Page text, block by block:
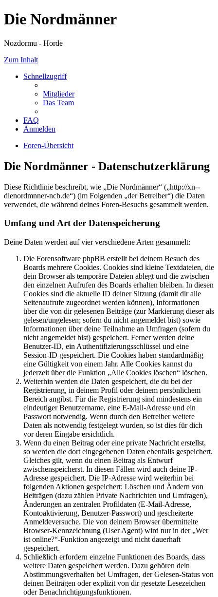
Die Nordmänner
Nozdormu - Horde
Zum Inhalt
Schnellzugriff
Mitglieder
Das Team
FAQ
Anmelden
Foren-Übersicht
Die Nordmänner - Datenschutzerklärung
Diese Richtlinie beschreibt, wie „Die Nordmänner“ („http://xn--
dienordmnner-ncb.de“) (im Folgenden „der Betreiber“) die Daten
verwendet, die während deines Foren-Besuchs gesammelt werden.
Umfang und Art der Datenspeicherung
Deine Daten werden auf vier verschiedene Arten gesammelt:
Die Forensoftware phpBB erstellt bei deinem Besuch des
Boards mehrere Cookies. Cookies sind kleine Textdateien, die
dein Browser als temporäre Dateien ablegt und die zwischen
den einzelnen Aufrufen des Boards erhalten bleiben. In diesen
Cookies sind die aktuelle ID deiner Sitzung (damit dir alle
Seitenaufrufe zugeordnet werden können), Informationen
über die von dir gelesenen Beiträge (zur Markierung dieser als
gelesen/ungelesen; sofern du nicht angemeldet bist) sowie
Informationen über deine Teilnahme an Umfragen (sofern du
nicht angemeldet bist) gespeichert. Ferner werden deine
Benutzer-ID, ein Authentifizierungsschlüssel und eine
Session-ID gespeichert. Die Cookies haben standardmäßig
eine Gültigkeit von einem Jahr. Alle Cookies kannst du
jederzeit über die Funktion „Alle Cookies löschen“ löschen.
Weiterhin werden die Daten gespeichert, die du bei der
Registrierung, in deinem Profil oder deinem persönlichem
Bereich angibst. Für die Registrierung sind mindestens ein
eindeutiger Benutzername, eine E-Mail-Adresse und ein
Passwort notwendig. Wenn durch den Betreiber weitere
Daten als notwendig festgelegt wurden, so ist dies für dich
vor deren Eingabe ersichtlich.
Wenn du einen Beitrag oder eine private Nachricht erstellst,
so werden die dort eingegebenen Daten ebenfalls gespeichert.
Gleiches gilt, wenn du einen Beitrag als Entwurf
zwischenspeicherst. In diesen Fällen wird auch deine IP-
Adresse gespeichert. Die IP-Adresse wird weiterhin bei
folgenden Aktionen gespeichert: Löschen und Ändern von
Beiträgen (dazu zählen Private Nachrichten und Umfragen),
Änderungen an zentralen Profildaten (E-Mail-Adresse,
Kontoaktivierung, Benutzer-Passwort) und gescheiterte
Anmeldeversuche. Die von deinem Browser übermittelte
Browser-Kennzeichnung (User Agent) wird nur in der „Wer
ist online?“-Funktion angezeigt und nicht dauerhaft
gespeichert.
Schließlich erfordern einzelne Funktionen des Boards, dass
weitere Daten gespeichert werden. Dazu gehören dein
Abstimmungsverhalten bei Umfragen, der Gelesen-Status von
deinen Beiträgen oder explizit von dir gesetzte Lesezeichen
oder Benachrichtigungsfunktionen.